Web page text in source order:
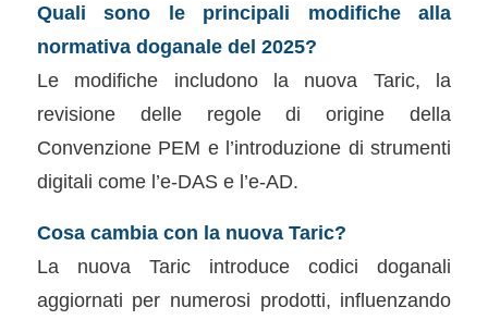
Quali sono le principali modifiche alla
normativa doganale del 2025?
Le modifiche includono la nuova Taric, la
revisione delle regole di origine della
Convenzione PEM e l’introduzione di strumenti
digitali come l’e-DAS e l’e-AD.
Cosa cambia con la nuova Taric?
La nuova Taric introduce codici doganali
aggiornati per numerosi prodotti, influenzando